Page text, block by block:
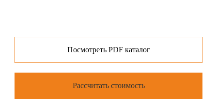
Посмотреть PDF каталог
Рассчитать стоимость